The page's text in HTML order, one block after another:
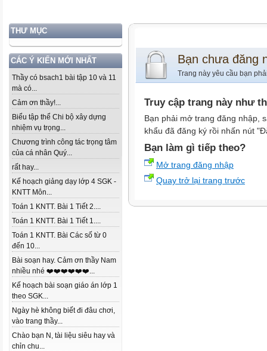
THƯ MỤC
CÁC Ý KIẾN MỚI NHẤT
Thầy có bsach1 bài tập 10 và 11
mà có...
Cảm ơn thầy!...
Biểu tập thể Chi bộ xây dựng
nhiệm vụ trọng...
Chương trình công tác trọng tâm
của cá nhân Quý...
rất hay...
Kế hoạch giảng dạy lớp 4 SGK -
KNTT Môn...
Toán 1 KNTT. Bài 1 Tiết 2....
Toán 1 KNTT. Bài 1 Tiết 1....
Toán 1 KNTT. Bài Các số từ 0
đến 10...
Bài soạn hay. Cảm ơn thầy Nam
nhiều nhé ❤️❤️❤️❤️❤️❤️...
Kế hoạch bài soạn giáo án lớp 1
theo SGK...
Ngày hè không biết đi đâu chơi,
vào trang thầy...
Chào bạn N, tài liệu siêu hay và
chỉn chu...
Bạn chưa đăng
Trang này yêu cầu bạn
Truy cập trang này như
Bạn phải mở trang đăng nhập,
khẩu đã đăng ký rồi nhấn nút
Bạn làm gì tiếp theo?
Mở trang đăng nhập
Quay trở lại trang trước